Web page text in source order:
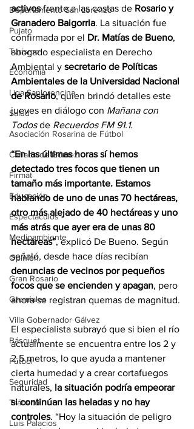
Departamento San Lorenzo
Pujato
Turismo
Economía
Liga Sanlorencina
Salud
Asociación Rosarina de Fútbol
Cañada de Gómez
Firmat
Educación
Espectáculos
Medioambiente
Opinión
Gran Rosario
Gremiales
Villa Gobernador Gálvez
Básquet
Fútbol
Seguridad
Tránsito
Luis Palacios
activos frente a las costas de Rosario y
Granadero Baigorria. La situación fue
confirmada por el Dr. Matías de Bueno,
abogado especialista en Derecho
Ambiental y secretario de Políticas
Ambientales de la Universidad Nacional
de Rosario, quien brindó detalles este
jueves en diálogo con Mañana con
Todos de Recuerdos FM 91.1.
“En las últimas horas sí hemos
detectado tres focos que tienen un
tamaño más importante. Estamos
hablando de uno de unas 70 hectáreas,
otro más alejado de 40 hectáreas y uno
más atrás que ayer era de unas 80
hectáreas”, explicó De Bueno. Según
señaló, desde hace días recibían
denuncias de vecinos por pequeños
focos que se encienden y apagan, pero
ahora se registran quemas de magnitud.
El especialista subrayó que si bien el río
actualmente se encuentra entre los 2 y
2,5 metros, lo que ayuda a mantener
cierta humedad y a crear cortafuegos
naturales, la situación podría empeorar
si continúan las heladas y no hay
controles. “Hoy la situación de peligro